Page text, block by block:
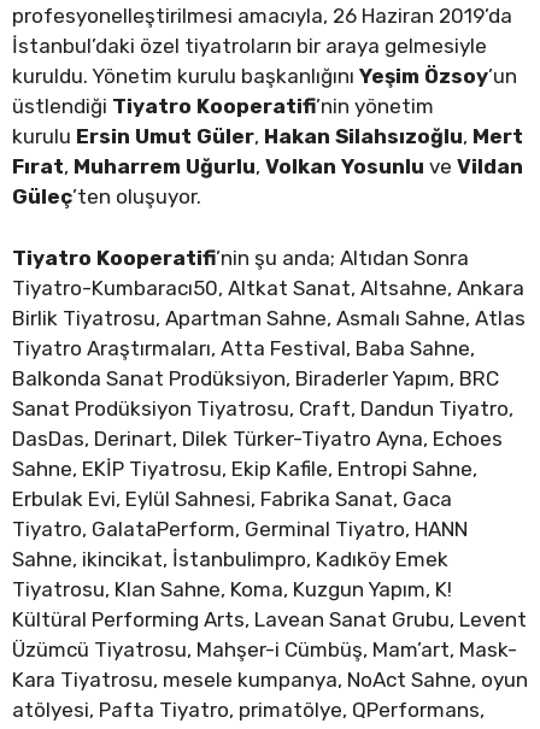
profesyonelleştirilmesi amacıyla, 26 Haziran 2019’da
İstanbul’daki özel tiyatroların bir araya gelmesiyle
kuruldu. Yönetim kurulu başkanlığını Yeşim Özsoy’un
üstlendiği Tiyatro Kooperatifi’nin yönetim
kurulu Ersin Umut Güler, Hakan Silahsızoğlu, Mert
Fırat, Muharrem Uğurlu, Volkan Yosunlu ve Vildan
Güleç’ten oluşuyor.
Tiyatro Kooperatifi’nin şu anda; Altıdan Sonra
Tiyatro-Kumbaracı50, Altkat Sanat, Altsahne, Ankara
Birlik Tiyatrosu, Apartman Sahne, Asmalı Sahne, Atlas
Tiyatro Araştırmaları, Atta Festival, Baba Sahne,
Balkonda Sanat Prodüksiyon, Biraderler Yapım, BRC
Sanat Prodüksiyon Tiyatrosu, Craft, Dandun Tiyatro,
DasDas, Derinart, Dilek Türker-Tiyatro Ayna, Echoes
Sahne, EKİP Tiyatrosu, Ekip Kafile, Entropi Sahne,
Erbulak Evi, Eylül Sahnesi, Fabrika Sanat, Gaca
Tiyatro, GalataPerform, Germinal Tiyatro, HANN
Sahne, ikincikat, İstanbulimpro, Kadıköy Emek
Tiyatrosu, Klan Sahne, Koma, Kuzgun Yapım, K!
Kültüral Performing Arts, Lavean Sanat Grubu, Levent
Üzümcü Tiyatrosu, Mahşer-i Cümbüş, Mam’art, Mask-
Kara Tiyatrosu, mesele kumpanya, NoAct Sahne, oyun
atölyesi, Pafta Tiyatro, primatölye, QPerformans,